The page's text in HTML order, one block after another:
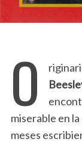
O
miserable en
meses